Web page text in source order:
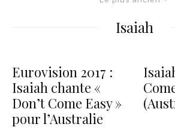
Isaiah
Eurovision 2017 :
Isaiah chante «
Don’t Come Easy »
pour l’Australie